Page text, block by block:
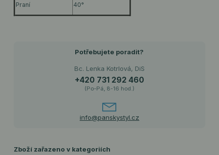
Praní 40°
Potřebujete poradit?
Bc. Lenka Kotrlová, DiS
+420 731 292 460
(Po-Pá, 8-16 hod.)
info@panskystyl.cz
Zboží zařazeno v kategoriích